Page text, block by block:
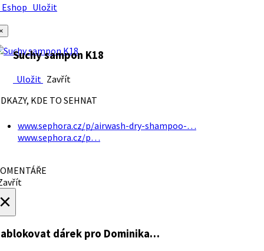
Uložit
Suchy sampon K18
Uložit Zavřít
KDE TO SEHNAT
www.sephora.cz/p/airwash-dry-shampoo-…
www.sephora.cz/p…
dárek pro Dominika…